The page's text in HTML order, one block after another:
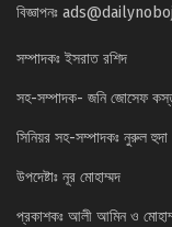
বিজ্ঞাপনঃ
সম্পাদকঃ ইসরাত রশিদ
সহ-সম্পাদক- জনি জোসেফ
সিনিয়র সহ-সম্পাদকঃ নুরুল হুদা
উপদেষ্টাঃ নূর মোহাম্মদ
প্রকাশকঃ আলী আমিন ও